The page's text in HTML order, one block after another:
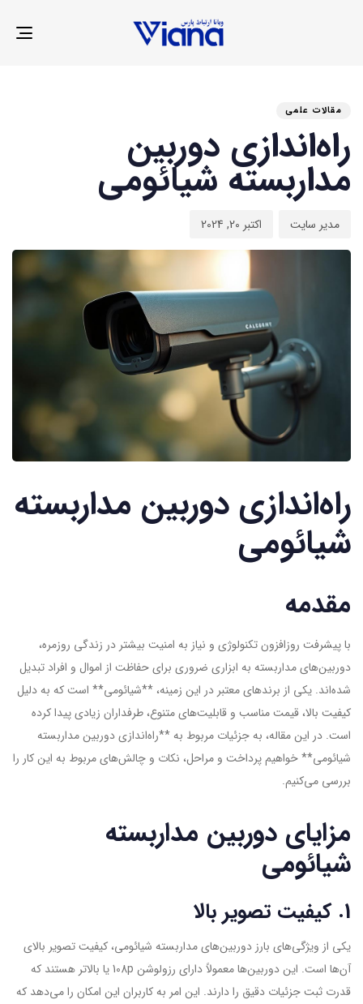
مقالات علمی
راه‌اندازی دوربین
مداربسته شیائومی
مدیر سایت اکتبر 20, 2024
راه‌اندازی دوربین مداربسته
شیائومی
مقدمه
با پیشرفت روزافزون تکنولوژی و نیاز به امنیت بیشتر در زندگی روزمره،
دوربین‌های مداربسته به ابزاری ضروری برای حفاظت از اموال و افراد تبدیل
شده‌اند. یکی از برندهای معتبر در این زمینه، **شیائومی** است که به دلیل
کیفیت بالا، قیمت مناسب و قابلیت‌های متنوع، طرفداران زیادی پیدا کرده
است. در این مقاله، به جزئیات مربوط به **راه‌اندازی دوربین مداربسته
شیائومی** خواهیم پرداخت و مراحل، نکات و چالش‌های مربوط به این کار را
بررسی می‌کنیم.
مزایای دوربین مداربسته
شیائومی
1. کیفیت تصویر بالا
یکی از ویژگی‌های بارز دوربین‌های مداربسته شیائومی، کیفیت تصویر بالای
آن‌ها است. این دوربین‌ها معمولاً دارای رزولوشن 108p یا بالاتر هستند که
قدرت ثبت جزئیات دقیق را دارند. این امر به کاربران این امکان را می‌دهد که